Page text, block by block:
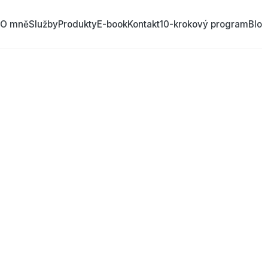
O mněSlužbyProduktyE-bookKontakt10-krokový program